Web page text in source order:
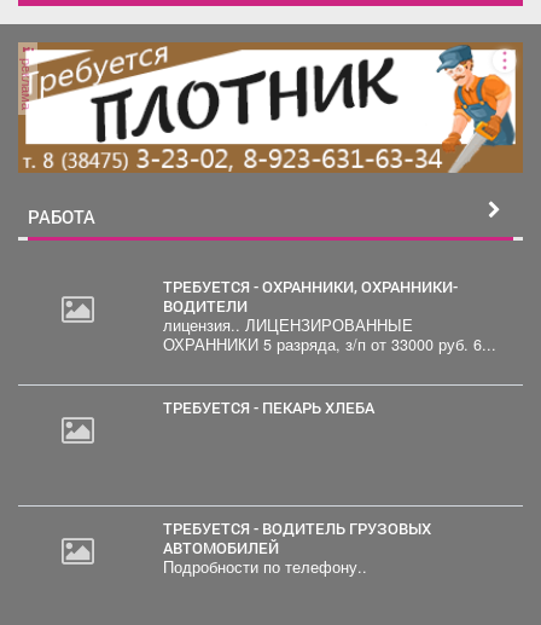
реклама
РАБОТА
ТРЕБУЕТСЯ - ОХРАННИКИ, ОХРАННИКИ-
ВОДИТЕЛИ
лицензия.. ЛИЦЕНЗИРОВАННЫЕ
ОХРАННИКИ 5 разряда, з/п от 33000 руб. 6...
ТРЕБУЕТСЯ - ПЕКАРЬ ХЛЕБА
ТРЕБУЕТСЯ - ВОДИТЕЛЬ ГРУЗОВЫХ
АВТОМОБИЛЕЙ
Подробности по телефону..